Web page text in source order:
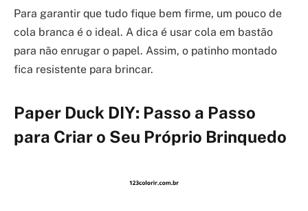
Para garantir que tudo fique bem firme, um pouco de
cola branca é o ideal. A dica é usar cola em bastão
para não enrugar o papel. Assim, o patinho montado
fica resistente para brincar.
Paper Duck DIY: Passo a Passo
para Criar o Seu Próprio Brinquedo